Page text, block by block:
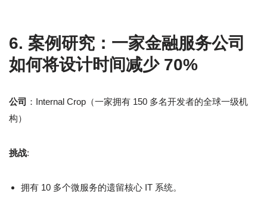
6. 案例研究：一家金融服务公司
如何将设计时间减少 70%
公司 ：Internal Crop（一家拥有 150 多名开发者的全球一级机
构）
挑战:
拥有 10 多个微服务的遗留核心 IT 系统。